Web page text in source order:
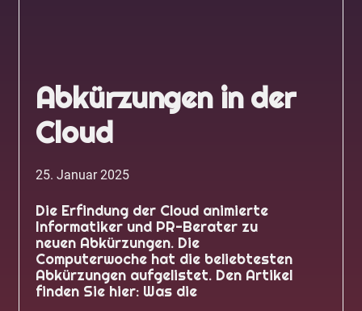
Abkürzungen in der
Cloud
25. Januar 2025
Die Erfindung der Cloud animierte
Informatiker und PR-Berater zu
neuen Abkürzungen. Die
Computerwoche hat die beliebtesten
Abkürzungen aufgelistet. Den Artikel
finden Sie hier: Was die